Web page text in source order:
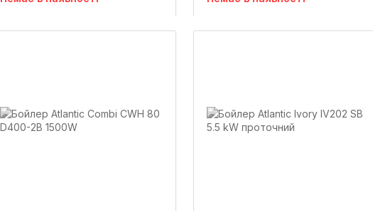
тен,кругл. ATLANTIC